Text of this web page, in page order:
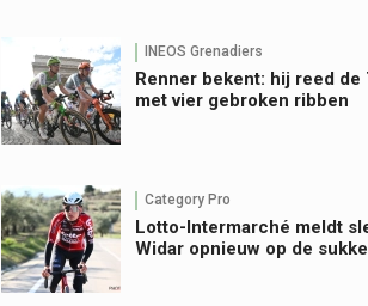
INEOS Grenadiers
Renner bekent: hij reed
met vier gebroken ribben
Category Pro
Lotto-Intermarché meldt
Widar opnieuw op de